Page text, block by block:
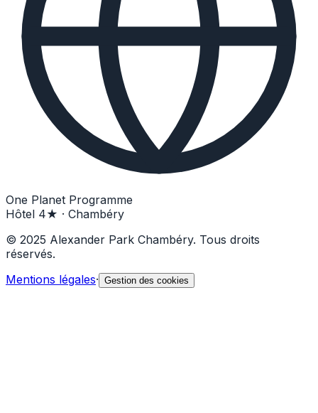
One Planet Programme
Hôtel 4★ · Chambéry
© 2025 Alexander Park Chambéry. Tous droits
réservés.
Mentions légales· Gestion des cookies